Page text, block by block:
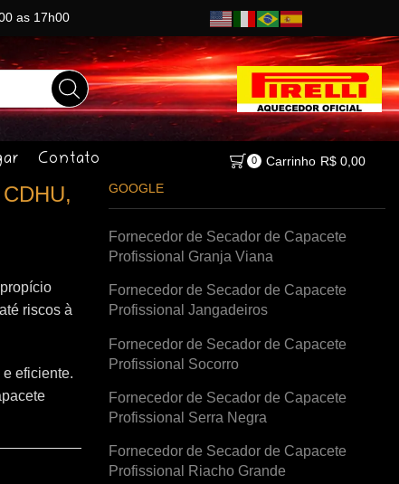
as 17h00
Contato 0 Carrinho R$0,00
riscos à
eficiente.
GOOGLE
Fornecedor de Secador de Capacete
Profissional Granja Viana
Fornecedor de Secador de Capacete
Profissional Jangadeiros
Fornecedor de Secador de Capacete
Profissional Socorro
Fornecedor de Secador de Capacete
Profissional Serra Negra
Fornecedor de Secador de Capacete
Profissional Riacho Grande